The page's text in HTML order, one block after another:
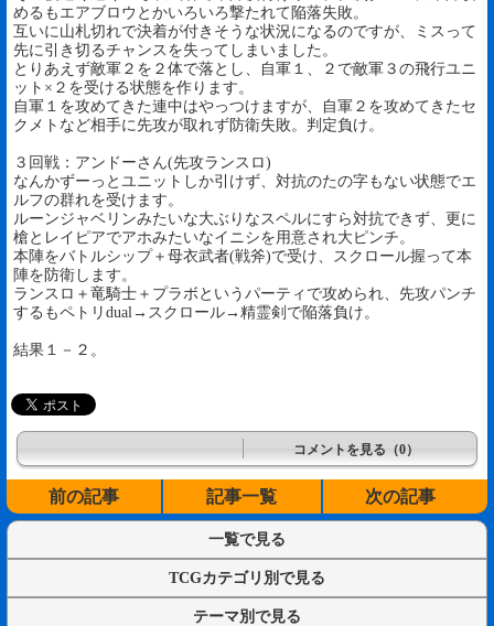
めるもエアブロウとかいろいろ撃たれて陥落失敗。
互いに山札切れで決着が付きそうな状況になるのですが、ミスって
先に引き切るチャンスを失ってしまいました。
とりあえず敵軍２を２体で落とし、自軍１、２で敵軍３の飛行ユニ
ット×２を受ける状態を作ります。
自軍１を攻めてきた連中はやっつけますが、自軍２を攻めてきたセ
クメトなど相手に先攻が取れず防衛失敗。判定負け。
３回戦：アンドーさん(先攻ランスロ)
なんかずーっとユニットしか引けず、対抗のたの字もない状態でエ
ルフの群れを受けます。
ルーンジャベリンみたいな大ぶりなスペルにすら対抗できず、更に
槍とレイピアでアホみたいなイニシを用意され大ピンチ。
本陣をバトルシップ＋母衣武者(戦斧)で受け、スクロール握って本
陣を防衛します。
ランスロ＋竜騎士＋プラボというパーティで攻められ、先攻パンチ
するもペトリdual→スクロール→精霊剣で陥落負け。
結果１－２。
コメントを見る（0）
前の記事 記事一覧 次の記事
一覧で見る
TCGカテゴリ別で見る
テーマ別で見る